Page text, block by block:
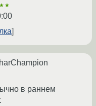
в раннем